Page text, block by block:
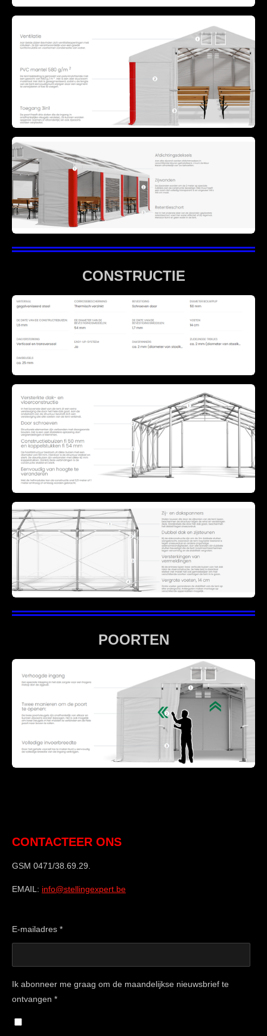
CONSTRUCTIE
POORTEN
CONTACTEER ONS
GSM 0471/38.69.29.
EMAIL: info@stellingexpert.be
E-mailadres *
Ik abonneer me graag om de maandelijkse nieuwsbrief te
ontvangen *